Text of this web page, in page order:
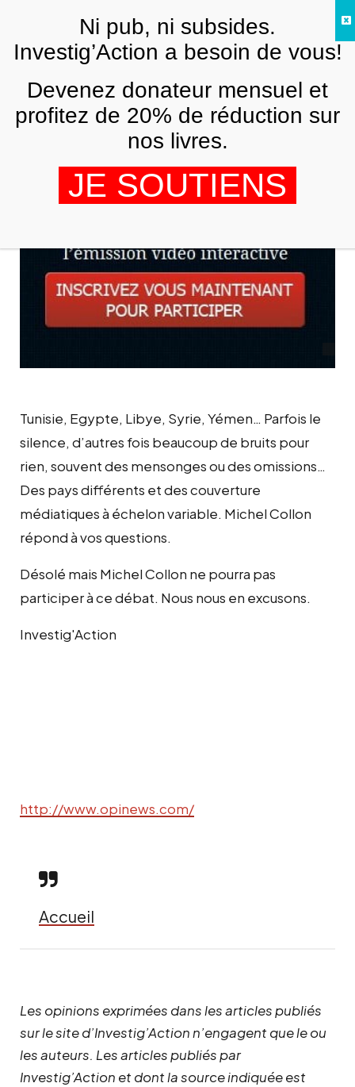
Le rôle des médias dans le Printemps
OPINEWS 5 OCTOBRE 2011
Tunisie, Egypte, Libye, Syrie, Yémen… Parfois le
silence, d’autres fois beaucoup de bruits pour
rien, souvent des mensonges ou des omissions…
Des pays différents et des couverture
médiatiques à échelon variable. Michel Collon
répond à vos questions.
Désolé mais Michel Collon ne pourra pas
participer à ce débat. Nous nous en excusons.
Investig'Action
http://www.opinews.com/
Accueil
LA RUBRIQUE DE MICHEL COLLON
Les opinions exprimées dans les articles publiés
sur le site d’Investig’Action n’engagent que le ou
les auteurs. Les articles publiés par
Investig’Action et dont la source indiquée est
FRNi pub, ni subsides.
Investig’Action a besoin de vous!
Devenez donateur mensuel et
profitez de 20% de réduction sur
nos livres.
JE SOUTIENS